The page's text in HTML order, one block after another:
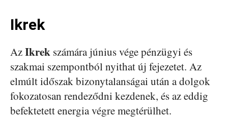
Ikrek
AzIkrek számára június vége pénzügyi és
szakmai szempontból nyithat új fejezetet. Az
elmúlt időszak bizonytalanságai után a dolgok
fokozatosan rendeződni kezdenek, és az eddig
befektetett energia végre megtérülhet.